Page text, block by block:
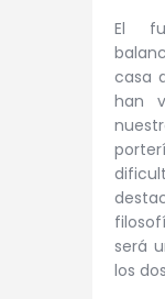
El
casa
han
será
los